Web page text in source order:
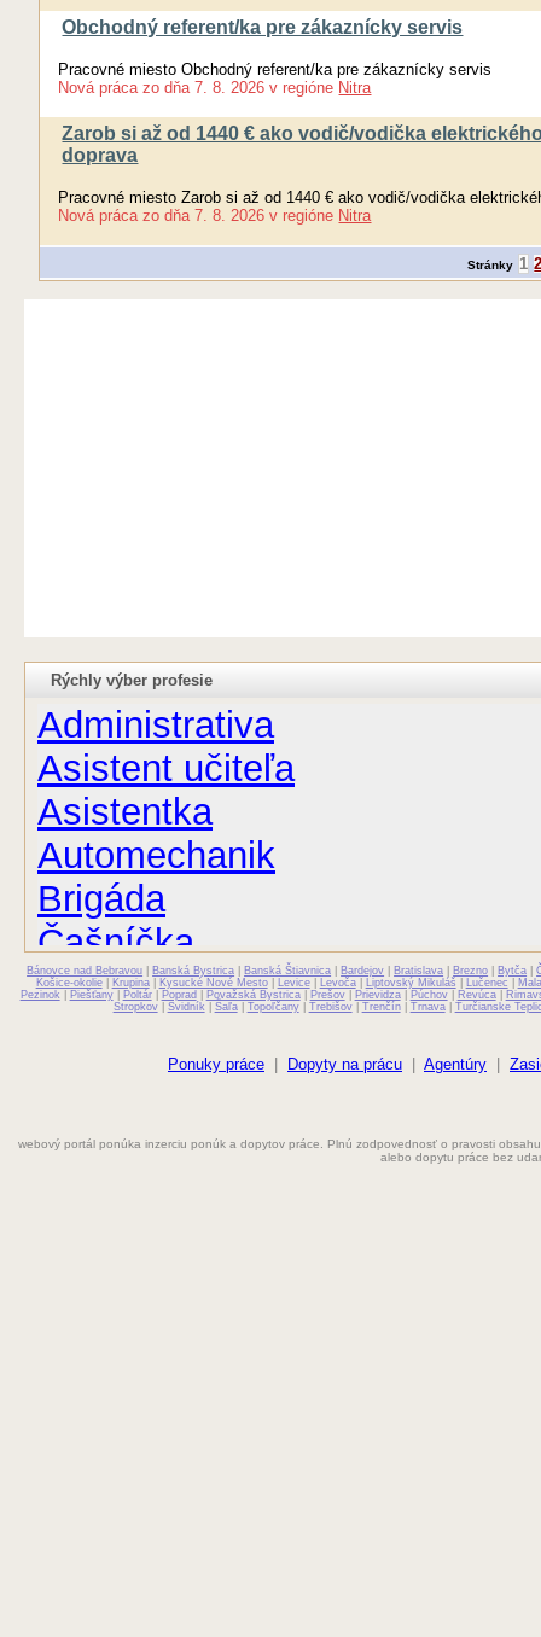
Obchodný referent/ka pre zákaznícky servis
Pracovné miesto Obchodný referent/ka pre zákaznícky servis
Nová práca zo dňa 7. 8. 2026 v regióne Nitra
Zarob si až od 1440 € ako vodič/vodička
doprava
Pracovné miesto Zarob si až od 1440 € ako vodič/vodička
Nová práca zo dňa 7. 8. 2026 v regióne Nitra
Stránky 1
Rýchly výber profesie
Administrativa
Asistent učiteľa
Asistentka
Automechanik
Brigáda
Čašníčka
Čašník
Farmaceut
Grafik
Bánovce nad Bebravou Banská Bystrica Banská Štiavnica Bardejov Bratislava Brezno Bytča |
Košice-okolie| Krupina| Kysucké Nové Mesto| Levice| Levoča| Liptovský Mikuláš Lučenec
Pezinok
Piešťany| Poltár| Poprad Považská Bystrica| Prešov| Prievidza| Púchov| Revúca|
Stropkov| Svidník Šaľa| Topoľčany| Trebišov| Trenčín| Trnava| Turčianske
Ponuky práce Dopyty na prácu Agentúry
webový portál ponúka inzerciu ponúk a dopytov práce. Plnú zodpovednosť o pravosti
alebo dopytu práce bez